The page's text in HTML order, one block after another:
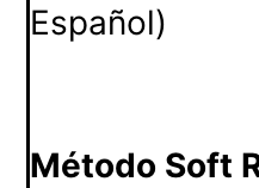
Español)
Método Soft